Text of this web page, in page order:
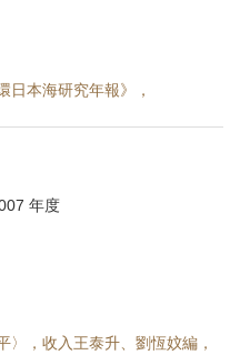
日本海研究年報》，
年度
〉，收入王泰升、劉恆妏編，